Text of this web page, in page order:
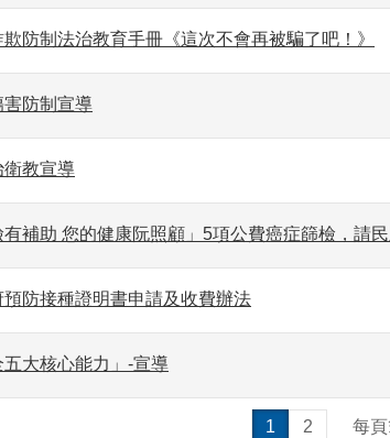
欺防制法治教育手冊《這次不會再被騙了吧！》
害防制宣導
衛教宣導
有補助 您的健康阮照顧」5項公費癌症篩檢，請
防接種證明書申請及收費辦法
五大核心能力」-宣導
1 2 每